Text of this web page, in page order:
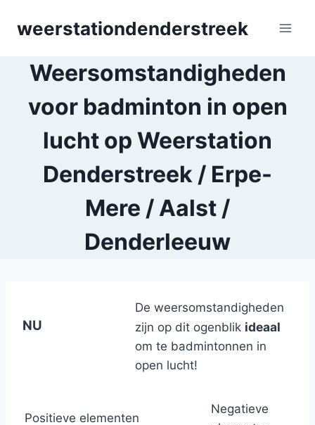
weerstationdenderstreek
Weersomstandigheden
voor badminton in open
lucht op Weerstation
Denderstreek / Erpe-
Mere / Aalst /
Denderleeuw
NU
De weersomstandigheden
zijn op dit ogenblik ideaal
om te badmintonnen in
open lucht!
Positieve elementen
Negatieve